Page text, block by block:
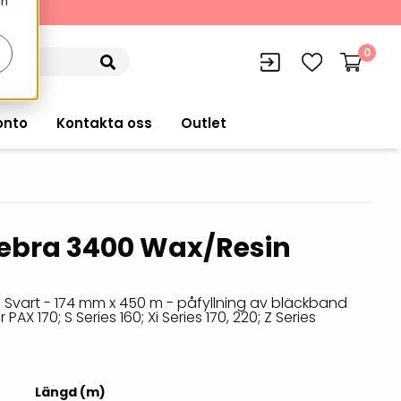
0
Computers
tablets
Ruggade plattor
VISITIQ: Besökssystem
Lager och logistikprogram
Kontakta oss Outlet
3400 Wax/Resin
Svart - 174 mm x 450 m - påfyllning av bläckband
170; S Series 160; Xi Series 170, 220; Z Series
Längd (m)